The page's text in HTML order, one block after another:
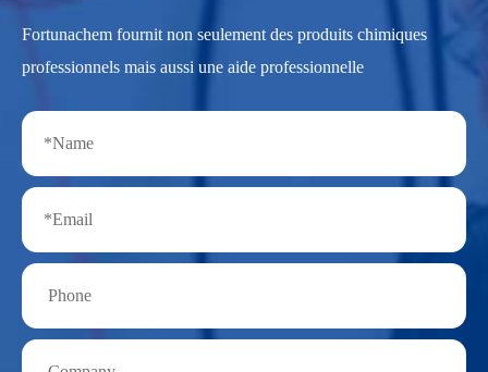
Fortunachem fournit non seulement des produits chimiques
professionnels mais aussi une aide professionnelle